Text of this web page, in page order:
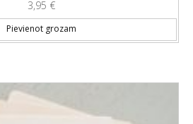
3,95 €
Pievienot grozam